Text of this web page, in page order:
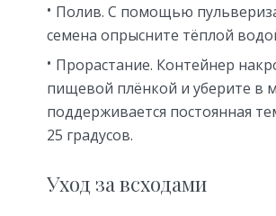
Полив. С помощью
семена опрысните тёплой
Прорастание. Контейнер
пищевой плёнкой и уберите в
поддерживается постоянная
25 градусов.
Уход за всходами